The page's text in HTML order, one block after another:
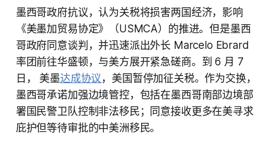
墨西哥政府抗议，认为关税将损害两国经济，影响
《美墨加贸易协定》（USMCA）的推进。但是墨西
哥政府同意谈判，并迅速派出外长 Marcelo Ebrard
率团前往华盛顿，与美方展开紧急磋商。到 6 月 7
日， 美墨达成协议 ，美国暂停加征关税。作为交换，
墨西哥承诺加强边境管控，包括在墨西哥南部边境部
署国民警卫队控制非法移民；同意接收更多在美寻求
庇护但等待审批的中美洲移民。